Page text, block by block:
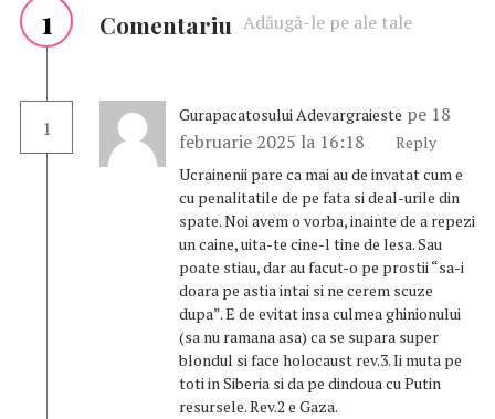
1 Comentariu Adăugă-le pe ale tale
1
Gurapacatosului Adevargraieste pe 18
februarie 2025 la 16:18
Reply
Ucrainenii pare ca mai au de invatat cum e
cu penalitatile de pe fata si deal-urile din
spate. Noi avem o vorba, inainte de a repezi
un caine, uita-te cine-l tine de lesa. Sau
poate stiau, dar au facut-o pe prostii “sa-i
doara pe astia intai si ne cerem scuze
dupa”. E de evitat insa culmea ghinionului
(sa nu ramana asa) ca se supara super
blondul si face holocaust rev.3. Ii muta pe
toti in Siberia si da pe dindoua cu Putin
resursele. Rev.2 e Gaza.